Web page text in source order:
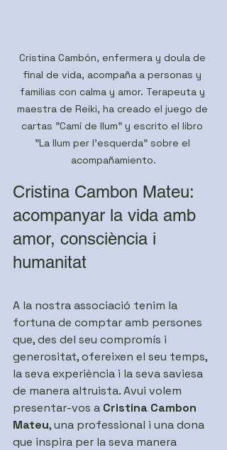
Cristina Cambón, enfermera y doula de
final de vida, acompaña a personas y
familias con calma y amor. Terapeuta y
maestra de Reiki, ha creado el juego de
cartas "Camí de llum" y escrito el libro
"La llum per l'esquerda" sobre el
acompañamiento.
Cristina Cambon Mateu:
acompanyar la vida amb
amor, consciència i
humanitat
A la nostra associació tenim la
fortuna de comptar amb persones
que, des del seu compromís i
generositat, ofereixen el seu temps,
la seva experiència i la seva saviesa
de manera altruista. Avui volem
presentar-vos a Cristina Cambon
Mateu, una professional i una dona
que inspira per la seva manera